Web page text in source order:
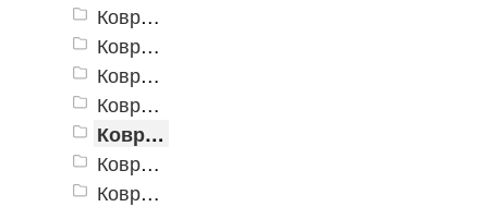
Коврики «Карелия» 400х600 мм
Коврики «Карелия» 500х800 мм
Коврики «Карелия» 600х900 мм
Коврики «Карелия» 800х1200 мм
Коврики «Карелия» 900х1500 мм
Коврики «Карелия» 1000х2000 мм
Коврики «Карелия» 1200х1800 мм